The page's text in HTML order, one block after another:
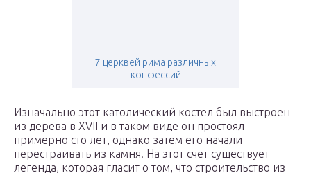
7 церквей рима различных
конфессий
Изначально этот католический костел был выстроен
из дерева в XVII и в таком виде он простоял
примерно сто лет, однако затем его начали
перестраивать из камня. На этот счет существует
легенда, которая гласит о том, что строительство из